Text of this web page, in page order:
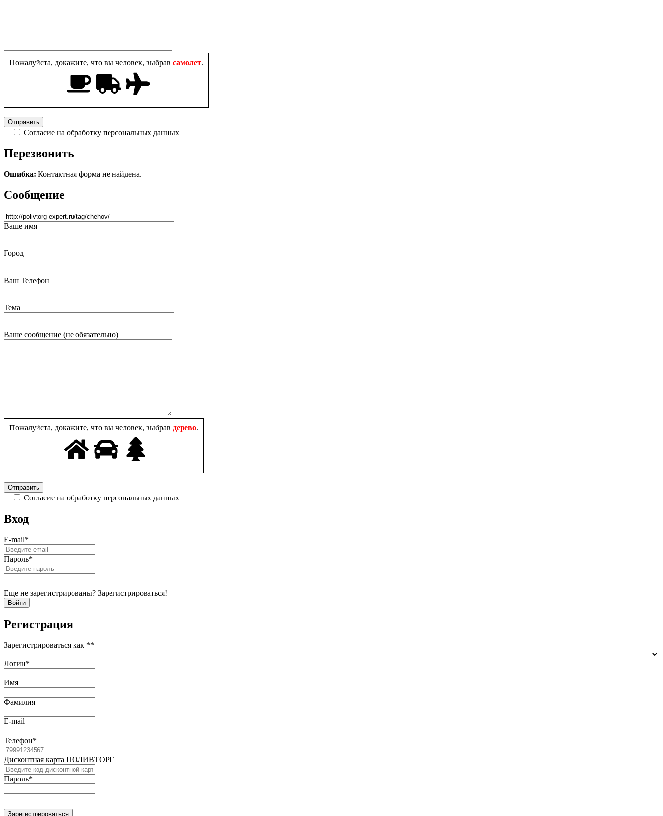
Пожалуйста, докажите, что вы человек, выбрав самолет.
Согласие на обработку персональных данных
Перезвонить
Ошибка: Контактная форма не найдена.
Сообщение
Ваше имя
Город
Ваш Телефон
Тема
Ваше сообщение (не обязательно)
Пожалуйста, докажите, что вы человек, выбрав дерево.
Согласие на обработку персональных данных
Вход
E-mail*
Пароль*
Еще не зарегистрированы? Зарегистрироваться!
Регистрация
Зарегистрироваться как **
Логин*
Имя
Фамилия
E-mail
Телефон*
Дисконтная карта ПОЛИВТОРГ
Пароль*